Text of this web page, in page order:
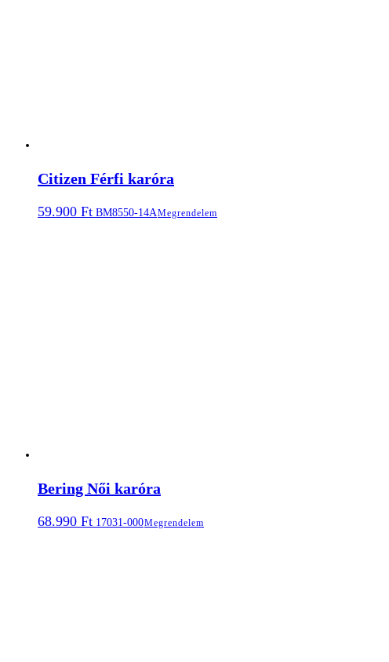
Citizen Férfi karóra
59.900 Ft BM8550-14AMegrendelem
Bering Női karóra
68.990 Ft 17031-000Megrendelem